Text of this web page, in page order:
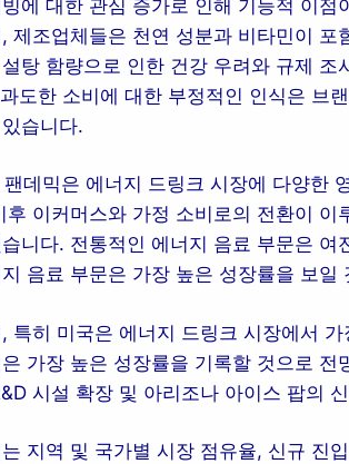
에 대한 관심 증가로 인해 기능적 이
제조업체들은 천연 성분과 비타민이
탕 함량으로 인한 건강 우려와 규제
도한 소비에 대한 부정적인 인식은 브
습니다.
데믹은 에너지 드링크 시장에 다양한
후 이커머스와 가정 소비로의 전환이
니다. 전통적인 에너지 음료 부문은
음료 부문은 가장 높은 성장률을 보일
특히 미국은 에너지 드링크 시장에서
가장 높은 성장률을 기록할 것으로
시설 확장 및 아리조나 아이스 팝의
지역 및 국가별 시장 점유율, 신규 진